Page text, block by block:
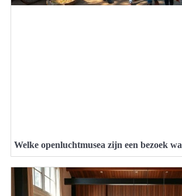
Welke openluchtmusea zijn een bezoek